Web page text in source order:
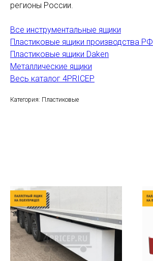
регионы России.
Все инструментальные ящики
Пластиковые ящики производства РФ
Пластиковые ящики Daken
Металлические ящики
Весь каталог 4PRICEP
Категория: Пластиковые